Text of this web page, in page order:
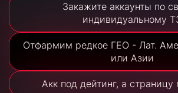
Закажите аккаунты по
индивидуальному
Отфармим редкое ГЕО - Лат.
или Азии
Акк под дейтинг, а страницу